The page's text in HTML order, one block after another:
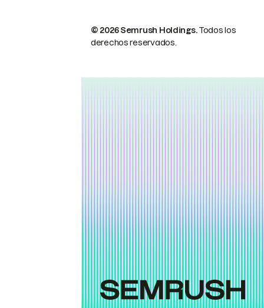
© 2026 Semrush Holdings.Todos los
derechos reservados.